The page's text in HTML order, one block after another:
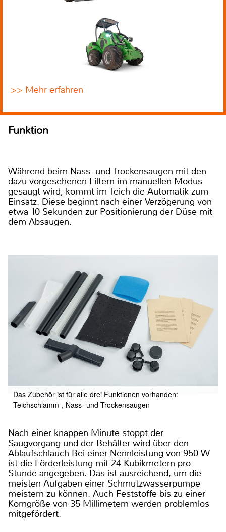
>> Mehr erfahren
Funktion
Während beim Nass- und Trockensaugen mit den
dazu vorgesehenen Filtern im manuellen Modus
gesaugt wird, kommt im Teich die Automatik zum
Einsatz. Diese beginnt nach einer Verzögerung von
etwa 10 Sekunden zur Positionierung der Düse mit
dem Absaugen.
Das Zubehör ist für alle drei Funktionen vorhanden:
Teichschlamm-, Nass- und Trockensaugen
Nach einer knappen Minute stoppt der
Saugvorgang und der Behälter wird über den
Ablaufschlauch Bei einer Nennleistung von 950 W
ist die Förderleistung mit 24 Kubikmetern pro
Stunde angegeben. Das ist ausreichend, um die
meisten Aufgaben einer Schmutzwasserpumpe
meistern zu können. Auch Feststoffe bis zu einer
Korngröße von 35 Millimetern werden problemlos
mitgefördert.